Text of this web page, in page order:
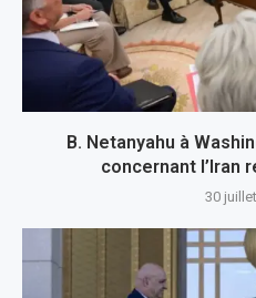
B. Netanyahu à
concernant l’Iran
30